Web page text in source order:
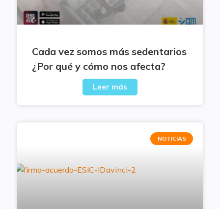
Cada vez somos más sedentarios
¿Por qué y cómo nos afecta?
Leer más
NOTICIAS